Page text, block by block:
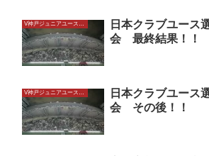
V神戸ジュニアユースU15
日本クラブユース
会 最終結果！！
V神戸ジュニアユースU15
日本クラブユース
会 その後！！